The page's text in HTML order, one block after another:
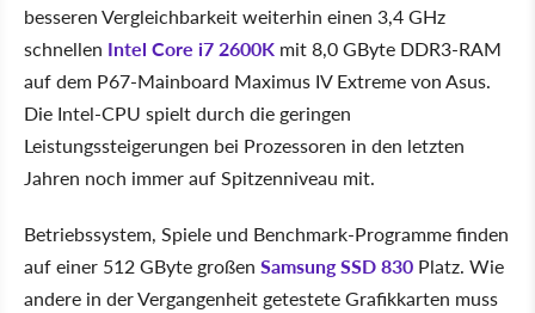
besseren Vergleichbarkeit weiterhin einen 3,4 GHz
schnellen Intel Core i7 2600K mit 8,0 GByte DDR3-RAM
auf dem P67-Mainboard Maximus IV Extreme von Asus.
Die Intel-CPU spielt durch die geringen
Leistungssteigerungen bei Prozessoren in den letzten
Jahren noch immer auf Spitzenniveau mit.
Betriebssystem, Spiele und Benchmark-Programme finden
auf einer 512 GByte großen Samsung SSD 830 Platz. Wie
andere in der Vergangenheit getestete Grafikkarten muss